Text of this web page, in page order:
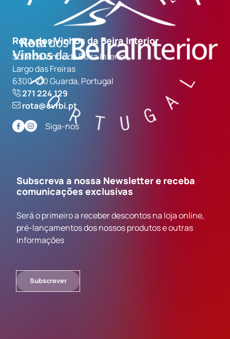
Rota dos Vinhos da Beira Interior
Solar do Vinho da Beira Interior
Largo das Freiras
6300-710 Guarda, Portugal
271 224 129
rota@cvrbi.pt
Siga-nos
Subscreva a nossa Newsletter e receba
comunicações exclusivas
Será o primeiro a receber descontos na loja online,
pré-lançamentos dos nossos produtos e outras
informações
Subscrever